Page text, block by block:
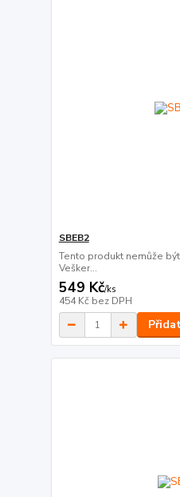
SBEB2
Tento produkt nemůže
Vešker...
549 Kč/ks
454 Kč bez DPH